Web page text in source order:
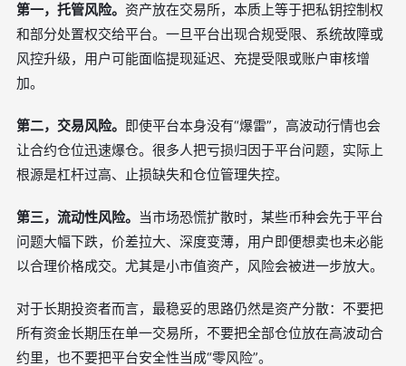
第一，托管风险。 资产放在交易所，本质上等于把私钥控制权
和部分处置权交给平台。一旦平台出现合规受限、系统故障或
风控升级，用户可能面临提现延迟、充提受限或账户审核增
加。
第二，交易风险。 即使平台本身没有“爆雷”，高波动行情也会
让合约仓位迅速爆仓。很多人把亏损归因于平台问题，实际上
根源是杠杆过高、止损缺失和仓位管理失控。
第三，流动性风险。 当市场恐慌扩散时，某些币种会先于平台
问题大幅下跌，价差拉大、深度变薄，用户即便想卖也未必能
以合理价格成交。尤其是小市值资产，风险会被进一步放大。
对于长期投资者而言，最稳妥的思路仍然是资产分散：不要把
所有资金长期压在单一交易所，不要把全部仓位放在高波动合
约里，也不要把平台安全性当成“零风险”。